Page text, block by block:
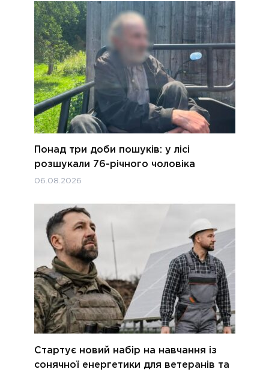
Понад три доби пошуків: у лісі
розшукали 76-річного чоловіка
06.08.2026
Стартує новий набір на навчання із
сонячної енергетики для ветеранів та